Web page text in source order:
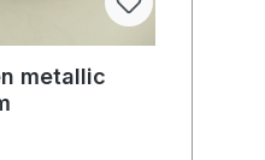
metallic